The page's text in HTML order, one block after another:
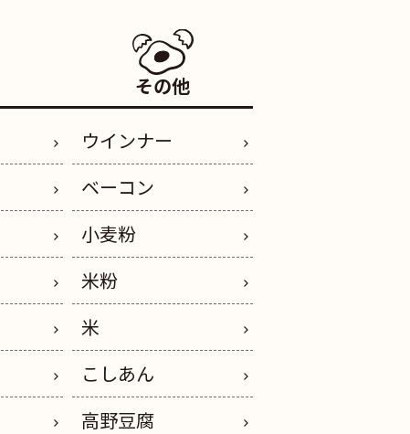
その他
ウインナー
ベーコン
小麦粉
米粉
米
こしあん
高野豆腐